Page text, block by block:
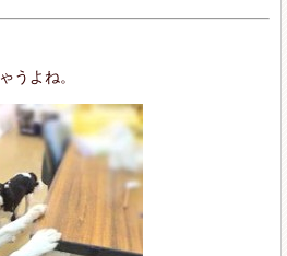
うよね。